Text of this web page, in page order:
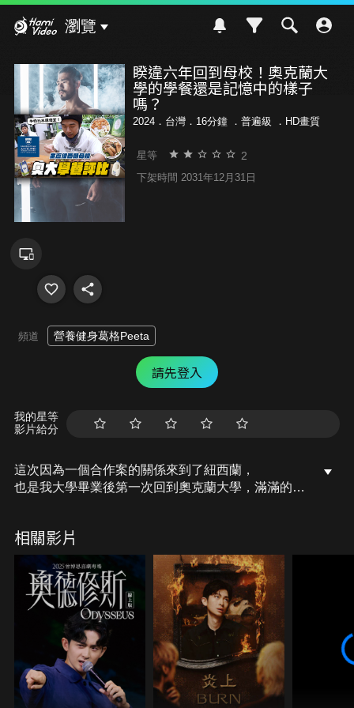
瀏覽
睽違六年回到母校！奧克蘭大
學的學餐還是記憶中的樣子
嗎？
2024．台灣．16分鐘 ． 普遍級 ．HD畫質
星等 2
下架時間 2031年12月31日
頻道 營養健身葛格Peeta
請先登入
我的星等
影片給分
這次因為一個合作案的關係來到了紐西蘭，
也是我大學畢業後第一次回到奧克蘭大學，滿滿的回
彷彿都還是昨天的事情。
這次回到學餐，想來看看跟之前有沒有什麼差別，寫
些。
相關影片